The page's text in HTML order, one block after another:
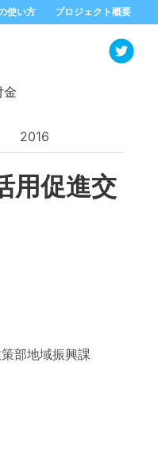
使い方 プロジェクト概要
金
2016
用促進交
部地域振興課